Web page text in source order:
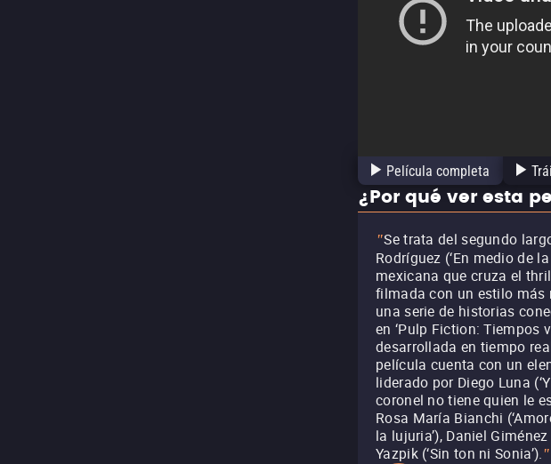
Película completa
¿Por qué ver esta
"Se trata del segundo
Rodríguez (‘En medio de
mexicana que cruza el
filmada con un estilo más
una serie de historias
en ‘Pulp Fiction: Tiempos
desarrollada en tiempo
película cuenta con un
liderado por Diego Luna
coronel no tiene quien le
Rosa María Bianchi
la lujuria’), Daniel
Yazpik (‘Sin ton ni Sonia’)."